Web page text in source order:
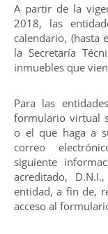
A partir de la
2018, las
calendario, (hasta
la Secretaría
inmuebles que
Para las
formulario virtual
o el que haga a
correo
siguiente
acreditado,
entidad, a fin de,
acceso al